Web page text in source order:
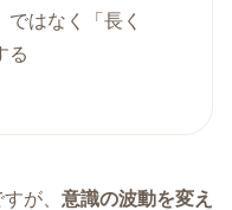
ではなく「長く
る
が、 意識の波動を変え